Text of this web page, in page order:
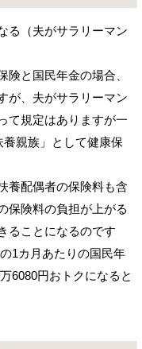
る（夫がサラリーマン
と国民年金の場合、
が、夫がサラリーマン
て規定はありますが一
親族」として健康保
養配偶者の保険料も含
保険料の負担が上がる
ることになるのです
1カ月あたりの国民年
6080円おトクになると